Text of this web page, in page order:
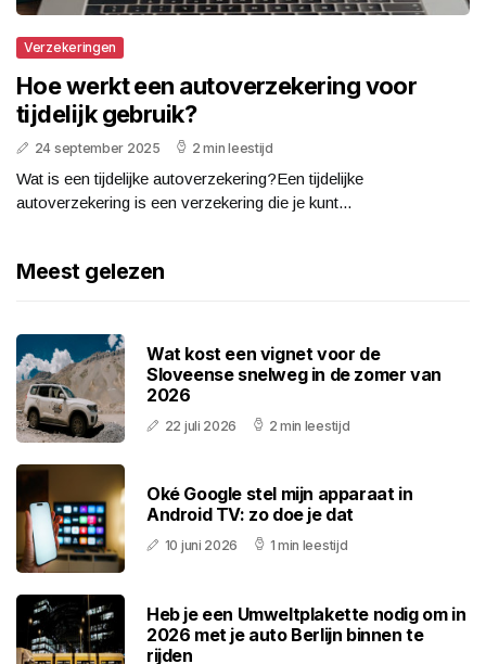
Verzekeringen
Hoe werkt een autoverzekering voor
tijdelijk gebruik?
24 september 2025 2 min leestijd
Wat is een tijdelijke autoverzekering?Een tijdelijke
autoverzekering is een verzekering die je kunt...
Meest gelezen
Wat kost een vignet voor de
Sloveense snelweg in de zomer van
2026
22 juli 2026 2 min leestijd
Oké Google stel mijn apparaat in
Android TV: zo doe je dat
10 juni 2026 1 min leestijd
Heb je een Umweltplakette nodig om in
2026 met je auto Berlijn binnen te
rijden